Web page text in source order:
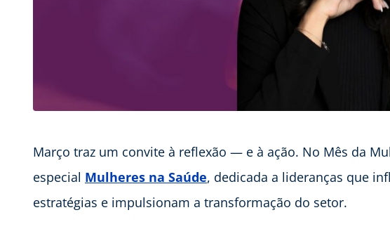
Março traz um convite à reflexão — e à ação. No Mês da
especial Mulheres na Saúde, dedicada a lideranças que
estratégias e impulsionam a transformação do setor.